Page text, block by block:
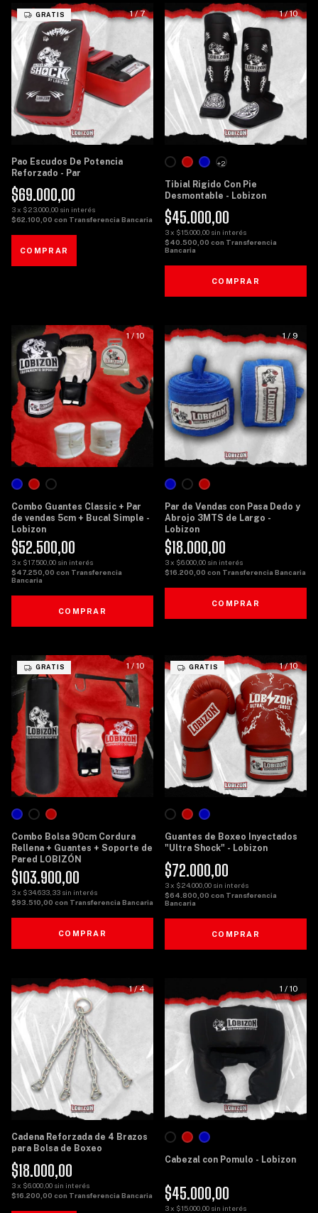
1/7
GRATIS
Pao Escudos De Potencia
Reforzado - Par
$69.000,00
3x $23.000,00 sin interés
$62.100,00 con Transferencia Bancaria
1/10
Tibial Rigido Con Pie
Desmontable - Lobizon
$45.000,00
3x $15.000,00 sin interés
$40.500,00 con Transferencia
Bancaria
+2
COMPRAR
1/10
Combo Guantes Classic + Par
de vendas 5cm + Bucal Simple -
Lobizon
$52.500,00
3x $17.500,00 sin interés
$47.250,00 con Transferencia
Bancaria
COMPRAR
1/9
Par de Vendas con Pasa Dedo y
Abrojo 3MTS de Largo -
Lobizon
$18.000,00
3x $6.000,00 sin interés
$16.200,00 con Transferencia Bancaria
COMPRAR
1/ 10
GRATIS
Combo Bolsa 90cm Cordura
Rellena + Guantes + Soporte de
Pared LOBIZÓN
$103.900,00
3x $34.633,33 sin interés
$93.510,00 con Transferencia Bancaria
COMPRAR
1/10
GRATIS
Guantes de Boxeo Inyectados
"Ultra Shock" - Lobizon
$72.000,00
3x $24.000,00 sin interés
$64.800,00 con Transferencia
Bancaria
COMPRAR
1/4
Cadena Reforzada de 4 Brazos
para Bolsa de Boxeo
$18.000,00
3x $6.000,00 sin interés
$16.200,00 con Transferencia Bancaria
1 / 10
Cabezal con Pomulo - Lobizon
$45.000,00
3x $15.000,00 sin interés